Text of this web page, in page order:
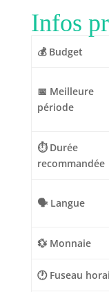
Infos
💰 Budget
📅 Meilleure
période
⏱️ Durée
recommandée
🗣️ Langue
💱 Monnaie
🕐 Fuseau